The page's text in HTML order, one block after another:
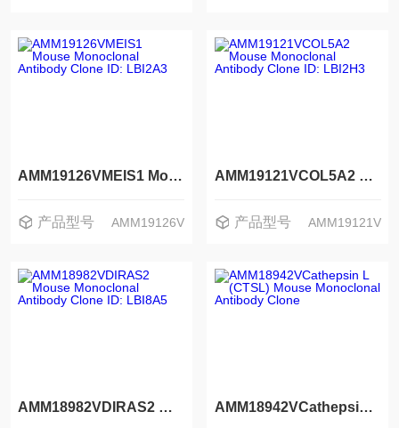
AMM19126VMEIS1 Mouse Monoclonal Antibody Clone ID: LBI2A3
产品型号 AMM19126V
AMM19121VCOL5A2 Mouse Monoclonal Antibody Clone ID: LBI2H3
产品型号 AMM19121V
AMM18982VDIRAS2 Mouse Monoclonal Antibody Clone ID: LBI8A5 AMM18942VCathepsin L (CTSL) Mouse Monoclonal Antibody Clone